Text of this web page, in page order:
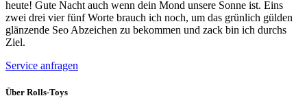
heute! Gute Nacht auch wenn dein Mond unsere Sonne ist. Eins
zwei drei vier fünf Worte brauch ich noch, um das grünlich gülden
glänzende Seo Abzeichen zu bekommen und zack bin ich durchs
Ziel.
Service anfragen
Über Rolls-Toys